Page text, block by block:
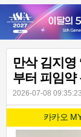
만삭 김지영
부터 피임약
2026-07-08 09:35:23
카카오